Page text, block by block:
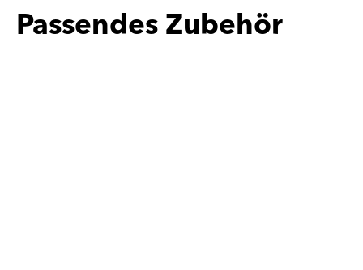
Passendes Zubehör